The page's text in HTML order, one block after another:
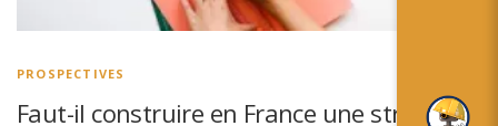
PROSPECTIVES
Faut-il construire en France une structure